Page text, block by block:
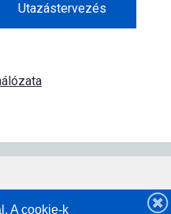
Utazástervezés
A cookie-k